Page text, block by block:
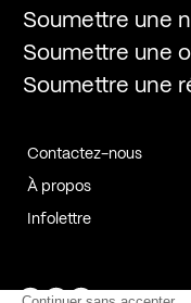
Soumettre une
Soumettre une
Soumettre une
Contactez-nous
À propos
Infolettre
Page Facebook de
Page Instagram
Page Linkedin